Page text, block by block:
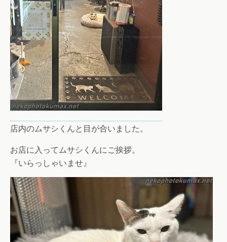
店内のムサシくんと目が合いました。
お店に入ってムサシくんにご挨拶。
『いらっしゃいませ』